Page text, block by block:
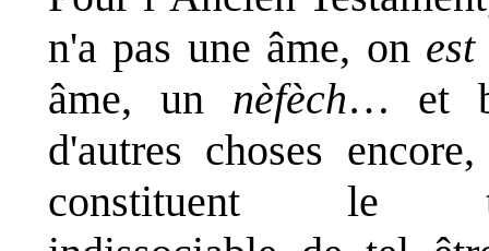
n'a pas une âme, on est
âme, un nèfèch… et
d'autres choses
constituent le